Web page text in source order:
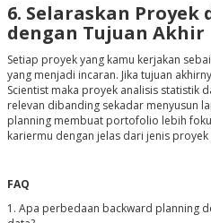
6. Selaraskan
dengan Tujuan Akhir
Setiap proyek yang kamu kerjakan
yang menjadi incaran. Jika tujuan
Scientist maka proyek analisis statistik
relevan dibanding sekadar menyusun
planning membuat portofolio lebih
kariermu dengan jelas dari jenis
FAQ
1. Apa perbedaan backward planning